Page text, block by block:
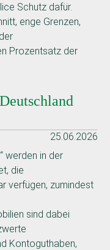
Schutz dafür.
enge Grenzen,
Prozentsatz der
25.06.2026
werden in der
die
verfügen, zumindest
sind dabei
Kontoguthaben,